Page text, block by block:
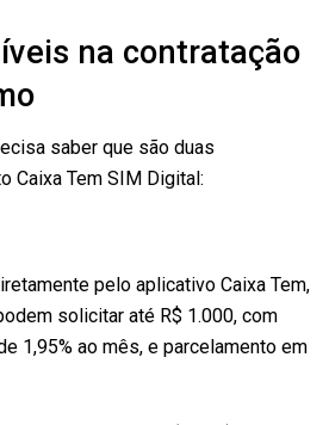
na contratação
saber que são duas
Caixa Tem SIM Digital:
pelo aplicativo Caixa Tem,
solicitar até R$ 1.000, com
1,95% ao mês, e parcelamento em